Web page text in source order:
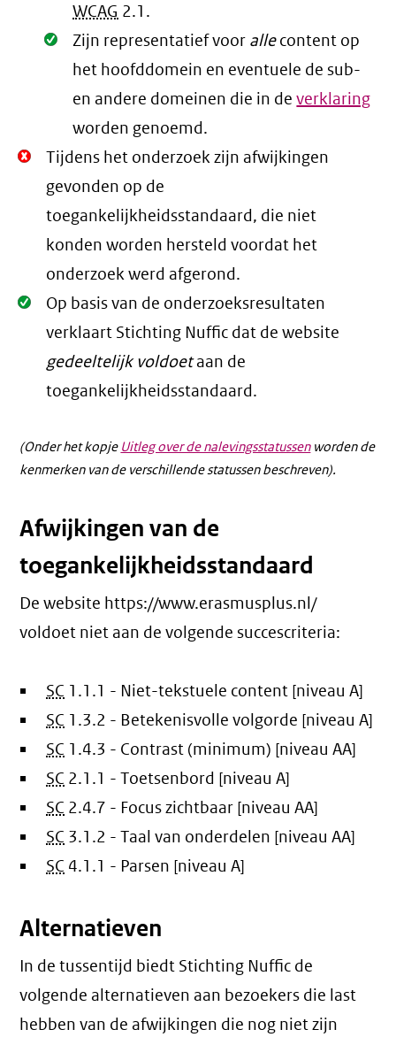
WCAG 2.1 .
Oké.
Zijn representatief voor allecontent op
het hoofddomein en eventuele de sub-
en andere domeinen die in deverklaring
worden genoemd.
Niet
Oké.
Tijdens het onderzoek zijn afwijkingen
gevonden op de
toegankelijkheidsstandaard, die niet
konden worden hersteld voordat het
onderzoek werd afgerond.
Oké.
Op basis van de onderzoeksresultaten
verklaart Stichting Nuffic dat de website
gedeeltelijk voldoetaan de
toegankelijkheidsstandaard.
(Onder het kopje Uitleg over de nalevingsstatussenworden de
kenmerken van de verschillende statussen beschreven).
Afwijkingen van de
toegankelijkheidsstandaard
De website https://www.erasmusplus.nl/
voldoet niet aan de volgende succescriteria:
SC 1.1.1 - Niet-tekstuele content [niveau A]
SC 1.3.2 - Betekenisvolle volgorde [niveau A]
SC 1.4.3 - Contrast (minimum) [niveau AA]
SC 2.1.1 - Toetsenbord [niveau A]
SC 2.4.7 - Focus zichtbaar [niveau AA]
SC 3.1.2 - Taal van onderdelen [niveau AA]
SC 4.1.1 - Parsen [niveau A]
Alternatieven
In de tussentijd biedt Stichting Nuffic de
volgende alternatieven aan bezoekers die last
hebben van de afwijkingen die nog niet zijn